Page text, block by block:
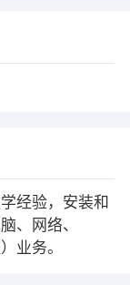
经验，安装和
、网络、
业务。